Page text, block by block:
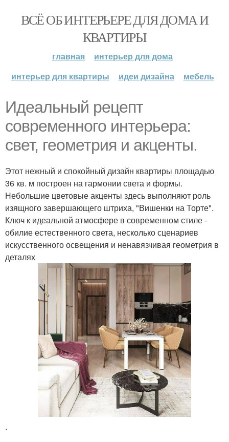
ВСЁ ОБ ИНТЕРЬЕРЕ ДЛЯ ДОМА И
КВАРТИРЫ
главная
интерьер для дома
интерьер для квартиры
идеи дизайна мебель
Идеальный рецепт
современного интерьера:
свет, геометрия и акценты.
Этот нежный и спокойный дизайн квартиры площадью
36 кв. м построен на гармонии света и формы.
Небольшие цветовые акценты здесь выполняют роль
изящного завершающего штриха, "Вишенки на Торте".
Ключ к идеальной атмосфере в современном стиле -
обилие естественного света, несколько сценариев
искусственного освещения и ненавязчивая геометрия в
деталях
.